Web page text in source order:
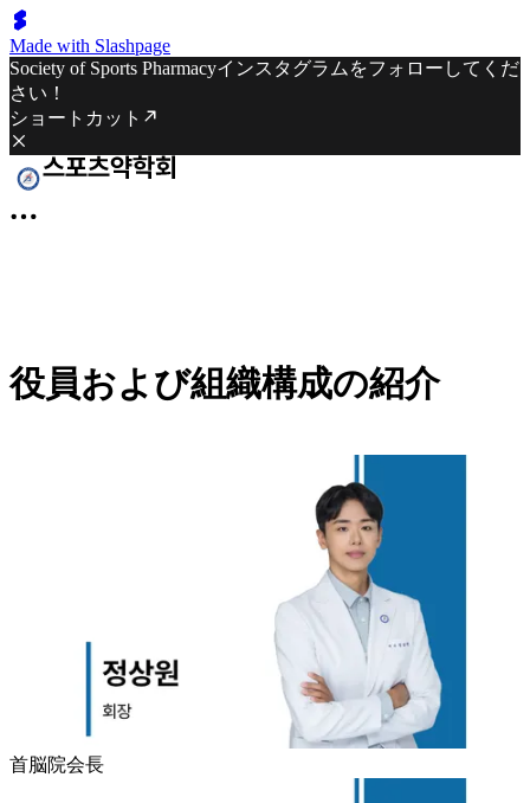
Made with Slashpage
Society of Sports Pharmacyインスタグラムをフォローしてくだ
さい！
ショートカット
役員および組織構成の紹介
首脳院会長